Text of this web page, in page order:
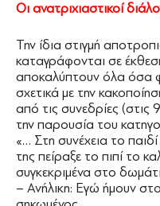
Οι ανατριχιαστικοί
Την ίδια στιγμή
καταγράφονται σε
αποκαλύπτουν όλα όσα
σχετικά με την
από τις συνεδρίες (στις
την παρουσία του
«… Στη συνέχεια το
της πείραξε το πιπί το
συγκεκριμένα στο
– Ανήλικη: Εγώ ήμουν